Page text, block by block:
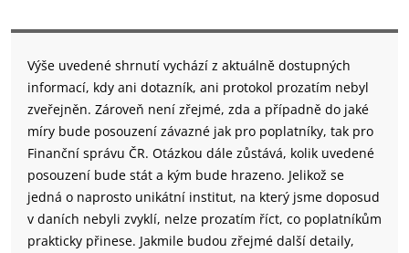
Výše uvedené shrnutí vychází z aktuálně dostupných
informací, kdy ani dotazník, ani protokol prozatím nebyl
zveřejněn. Zároveň není zřejmé, zda a případně do jaké
míry bude posouzení závazné jak pro poplatníky, tak pro
Finanční správu ČR. Otázkou dále zůstává, kolik uvedené
posouzení bude stát a kým bude hrazeno. Jelikož se
jedná o naprosto unikátní institut, na který jsme doposud
v daních nebyli zvyklí, nelze prozatím říct, co poplatníkům
prakticky přinese. Jakmile budou zřejmé další detaily,